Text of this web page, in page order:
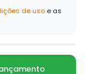
de uso e as